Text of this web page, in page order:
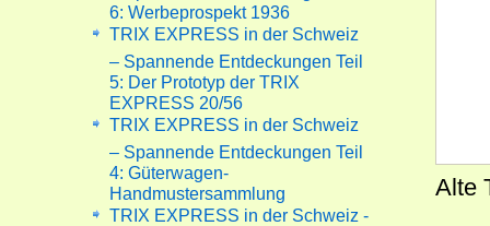
Alte
6: Werbeprospekt 1936
TRIX EXPRESS in der Schweiz
– Spannende Entdeckungen Teil
5: Der Prototyp der TRIX
EXPRESS 20/56
TRIX EXPRESS in der Schweiz
– Spannende Entdeckungen Teil
4: Güterwagen-
Handmustersammlung
TRIX EXPRESS in der Schweiz -